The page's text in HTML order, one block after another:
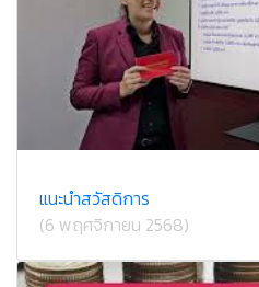
แนะนำสวัสดิการ
(6 พฤศจิกายน 2568)